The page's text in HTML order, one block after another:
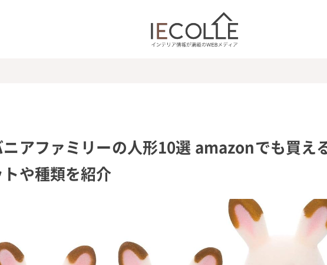
アファミリーの人形10選 amazonでも買え
や種類を紹介